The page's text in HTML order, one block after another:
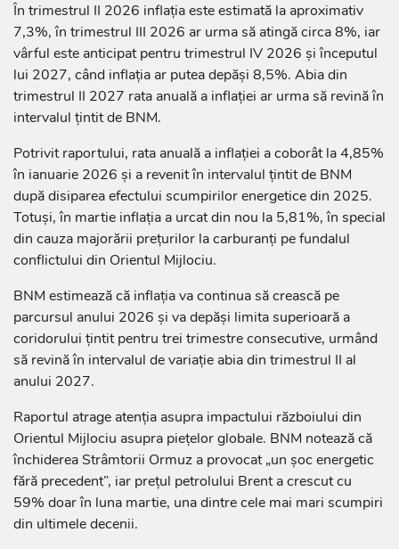
În trimestrul II 2026 inflația este estimată la aproximativ
7,3%, în trimestrul III 2026 ar urma să atingă circa 8%, iar
vârful este anticipat pentru trimestrul IV 2026 și începutul
lui 2027, când inflația ar putea depăși 8,5%. Abia din
trimestrul II 2027 rata anuală a inflației ar urma să revină în
intervalul țintit de BNM.
Potrivit raportului, rata anuală a inflației a coborât la 4,85%
în ianuarie 2026 și a revenit în intervalul țintit de BNM
după disiparea efectului scumpirilor energetice din 2025.
Totuși, în martie inflația a urcat din nou la 5,81%, în special
din cauza majorării prețurilor la carburanți pe fundalul
conflictului din Orientul Mijlociu.
BNM estimează că inflația va continua să crească pe
parcursul anului 2026 și va depăși limita superioară a
coridorului țintit pentru trei trimestre consecutive, urmând
să revină în intervalul de variație abia din trimestrul II al
anului 2027.
Raportul atrage atenția asupra impactului războiului din
Orientul Mijlociu asupra piețelor globale. BNM notează că
închiderea Strâmtorii Ormuz a provocat „un șoc energetic
fără precedent”, iar prețul petrolului Brent a crescut cu
59% doar în luna martie, una dintre cele mai mari scumpiri
din ultimele decenii.